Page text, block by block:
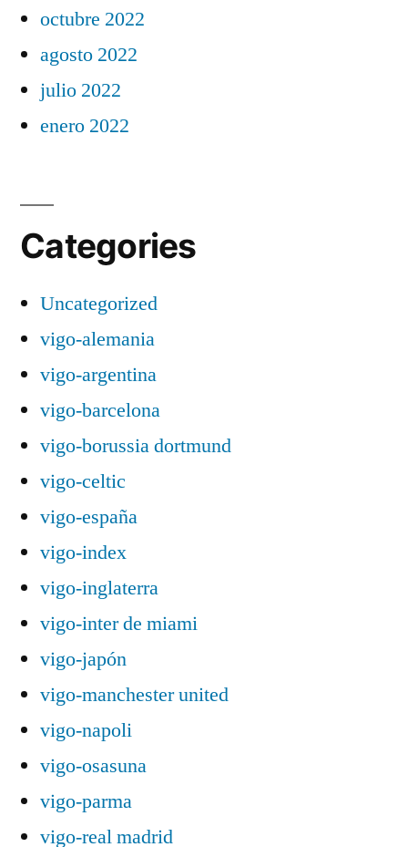
octubre 2022
agosto 2022
julio 2022
enero 2022
Categories
Uncategorized
vigo-alemania
vigo-argentina
vigo-barcelona
vigo-borussia dortmund
vigo-celtic
vigo-españa
vigo-index
vigo-inglaterra
vigo-inter de miami
vigo-japón
vigo-manchester united
vigo-napoli
vigo-osasuna
vigo-parma
vigo-real madrid